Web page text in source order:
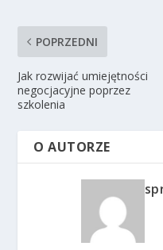
POPRZEDNI
Jak rozwijać umiejętności
negocjacyjne poprzez
szkolenia
O AUTORZE